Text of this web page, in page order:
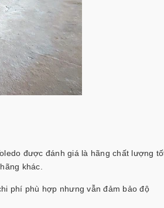
được đánh giá là hãng chất lượng
khác.
phí phù hợp nhưng vẫn đảm bảo độ